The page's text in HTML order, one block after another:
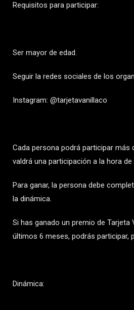
Requisitos para participar:
Ser mayor de edad.
Seguir la redes sociales de los
Instagram: @tarjetavanillaco
Cada persona podrá participar más
valdrá una participación a la hora de
Para ganar, la persona debe
la dinámica.
Si has ganado un premio de Tarjeta
últimos 6 meses, podrás participar,
Dinámica: